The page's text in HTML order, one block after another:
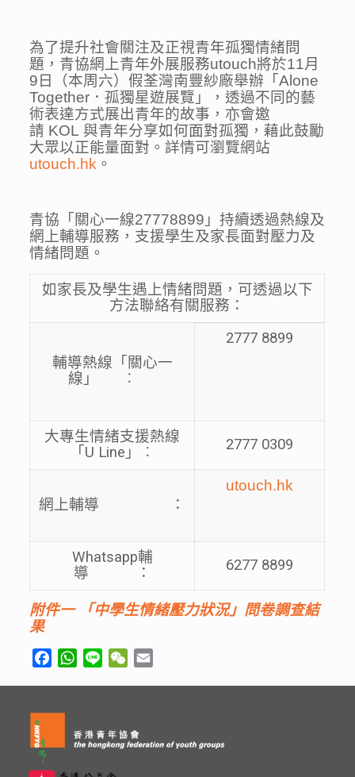
為了提升社會關注及正視青年孤獨情緒問
題，青協網上青年外展服務utouch將於11月
9日（本周六）假荃灣南豐紗廠舉辦「Alone
Together．孤獨星遊展覽」，透過不同的藝
術表達方式展出青年的故事，亦會邀
請 KOL 與青年分享如何面對孤獨，藉此鼓勵
大眾以正能量面對。詳情可瀏覽網站
utouch.hk 。
青協「關心一線27778899」持續透過熱線及
網上輔導服務，支援學生及家長面對壓力及
情緒問題。
如家長及學生遇上情緒問題，可透過以下
方法聯絡有關服務：
輔導熱線「關心一
線」 ︰
2777 8899
大專生情緒支援熱線
「U Line」︰
2777 0309
網上輔導 ：
utouch.hk
Whatsapp輔
導 ：
6277 8899
附件一 「中學生情緒壓力狀況」問卷調查結
果
FacebookWhatsApp
Line WeChat